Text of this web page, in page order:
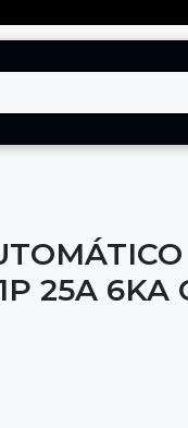
25A 6KA